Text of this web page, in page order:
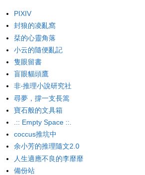
PIXIV
封狼的凌亂窩
栞的心靈角落
小云的隨便亂記
隻眼留書
盲眼貓頭鷹
非‧推理小說研究社
尋夢，撐一支長篙
寶石般的文具箱
.:: Empty Space ::.
coccus推坑中
余小芳的推理隨文2.0
人生適應不良的李靡靡
備份站